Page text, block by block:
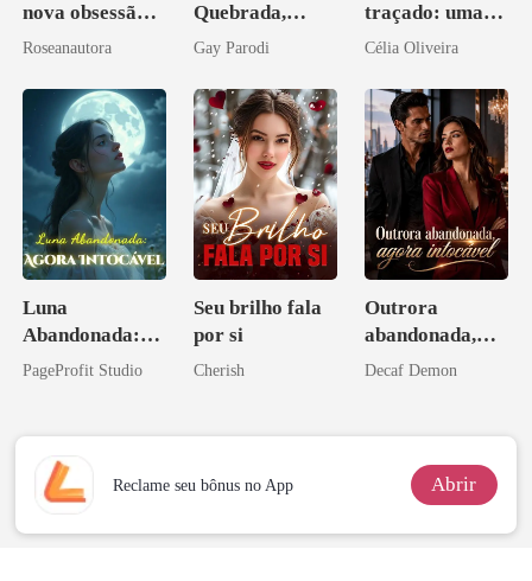
nova obsessão
do CEO
Roseanautora
Quebrada,
Segredos
Veja-me Brilhar
Gay Parodi
traçado: uma
babá na fazenda
Célia Oliveira
Luna
Abandonada:
Agora Intocável
PageProfit Studio
Seu brilho fala
por si
Cherish
Outrora
abandonada,
agora intocável
Decaf Demon
Reclame seu bônus no App Abrir